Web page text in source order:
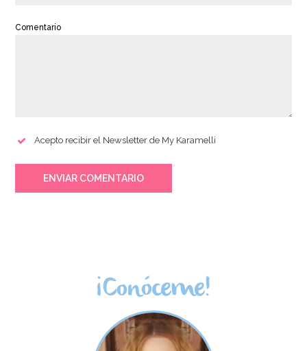
Comentario
Acepto recibir el Newsletter de My Karamelli
ENVIAR COMENTARIO
¡Conóceme!